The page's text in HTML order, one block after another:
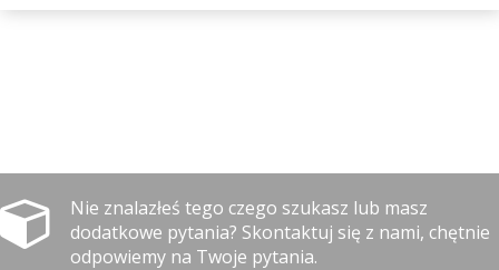
Nie znalazłeś tego czego szukasz lub masz
dodatkowe pytania? Skontaktuj się z nami, chętnie
odpowiemy na Twoje pytania.